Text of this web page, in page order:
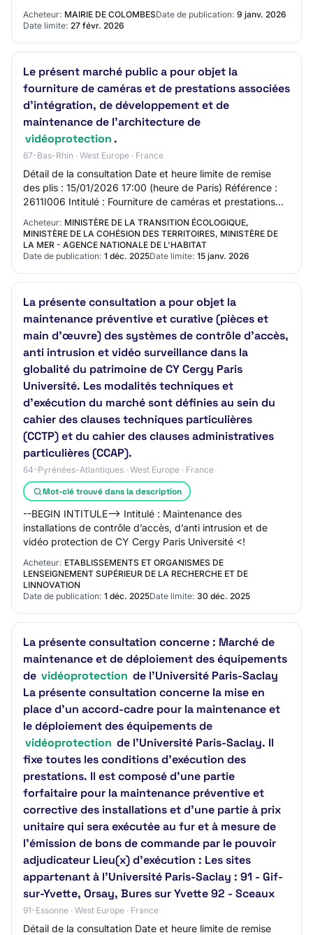
Procédure…
Acheteur: MAIRIE DE COLOMBESDate de publication: 9 janv. 2026
Date limite: 27 févr. 2026
Le présent marché public a pour objet la
fourniture de caméras et de prestations associées
d'intégration, de développement et de
maintenance de l'architecture de
vidéoprotection .
67-Bas-Rhin · West Europe · France
Détail de la consultation Date et heure limite de remise
des plis : 15/01/2026 17:00 (heure de Paris) Référence :
2611I006 Intitulé : Fourniture de caméras et prestations
associées d'intégration, de…
Acheteur: MINISTÈRE DE LA TRANSITION ÉCOLOGIQUE,
MINISTÈRE DE LA COHÉSION DES TERRITOIRES, MINISTÈRE DE
LA MER - AGENCE NATIONALE DE L'HABITAT
Date de publication: 1 déc. 2025Date limite: 15 janv. 2026
La présente consultation a pour objet la
maintenance préventive et curative (pièces et
main d’œuvre) des systèmes de contrôle d’accès,
anti intrusion et vidéo surveillance dans la
globalité du patrimoine de CY Cergy Paris
Université. Les modalités techniques et
d’exécution du marché sont définies au sein du
cahier des clauses techniques particulières
(CCTP) et du cahier des clauses administratives
particulières (CCAP).
64-Pyrénées-Atlantiques · West Europe · France
Mot-clé trouvé dans la description
--BEGIN INTITULE--> Intitulé : Maintenance des
installations de contrôle d’accès, d’anti intrusion et de
vidéo protection de CY Cergy Paris Université <!
Acheteur: ETABLISSEMENTS ET ORGANISMES DE
LENSEIGNEMENT SUPÉRIEUR DE LA RECHERCHE ET DE
LINNOVATION
Date de publication: 1 déc. 2025Date limite: 30 déc. 2025
La présente consultation concerne : Marché de
maintenance et de déploiement des équipements
de vidéoprotection de l'Université Paris-Saclay
La présente consultation concerne la mise en
place d'un accord-cadre pour la maintenance et
le déploiement des équipements de
vidéoprotection de l’Université Paris-Saclay. Il
fixe toutes les conditions d'exécution des
prestations. Il est composé d'une partie
forfaitaire pour la maintenance préventive et
corrective des installations et d'une partie à prix
unitaire qui sera exécutée au fur et à mesure de
l'émission de bons de commande par le pouvoir
adjudicateur Lieu(x) d'exécution : Les sites
appartenant à l'Université Paris-Saclay : 91 - Gif-
sur-Yvette, Orsay, Bures sur Yvette 92 - Sceaux
91-Essonne · West Europe · France
Détail de la consultation Date et heure limite de remise